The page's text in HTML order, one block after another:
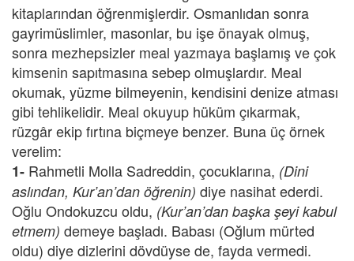
kitaplarından öğrenmişlerdir. Osmanlıdan sonra
gayrimüslimler, masonlar, bu işe önayak olmuş,
sonra mezhepsizler meal yazmaya başlamış ve çok
kimsenin sapıtmasına sebep olmuşlardır. Meal
okumak, yüzme bilmeyenin, kendisini denize atması
gibi tehlikelidir. Meal okuyup hüküm çıkarmak,
rüzgâr ekip fırtına biçmeye benzer. Buna üç örnek
verelim:
1- Rahmetli Molla Sadreddin, çocuklarına, (Dini
aslından, Kur’an’dan öğrenin) diye nasihat ederdi.
Oğlu Ondokuzcu oldu, (Kur’an’dan başka şeyi kabul
etmem) demeye başladı. Babası (Oğlum mürted
oldu) diye dizlerini dövdüyse de, fayda vermedi.